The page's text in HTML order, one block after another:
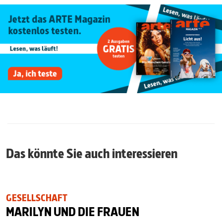
Das könnte Sie auch interessieren
GESELLSCHAFT
MARILYN UND DIE FRAUEN